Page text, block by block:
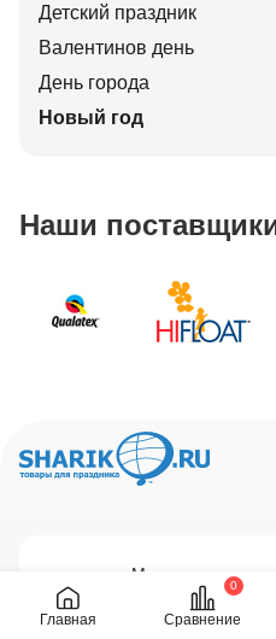
Главная Сравнение
0
Детский праздник
Валентинов день
День города
Новый год
Наши
Мы в социальных